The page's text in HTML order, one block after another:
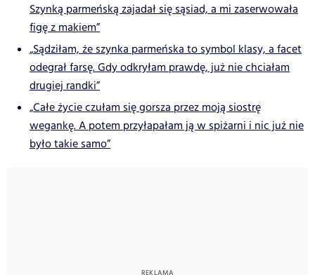
Szynką parmeńską zajadał się sąsiad, a mi zaserwowała
figę z makiem”
„Sądziłam, że szynka parmeńska to symbol klasy, a facet
odegrał farsę. Gdy odkryłam prawdę, już nie chciałam
drugiej randki”
„Całe życie czułam się gorsza przez moją siostrę
wegankę. A potem przyłapałam ją w spiżarni i nic już nie
było takie samo”